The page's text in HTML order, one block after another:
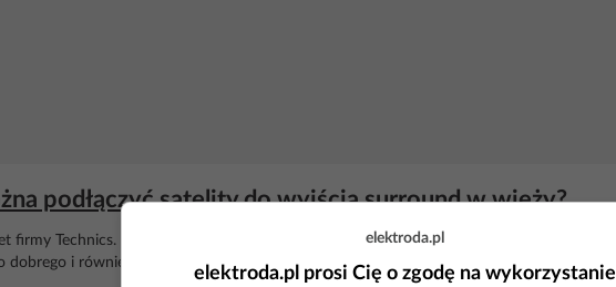
podłączyć satelity do wyjścia surround w wieży?
firmy Technics. Wystarczy jak podłączysz tam dowolnekolumny
dobrego i również wesołych świąt.
elektroda.pl
elektroda.pl prosi Cię o zgodę na wykorzystanie